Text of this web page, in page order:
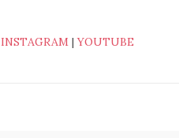
INSTAGRAM|YOUTUBE